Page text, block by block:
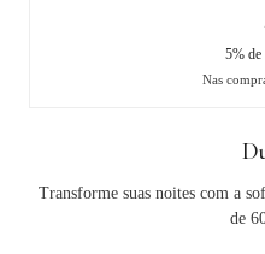
5% de
Nas
Transforme suas noites com a
de